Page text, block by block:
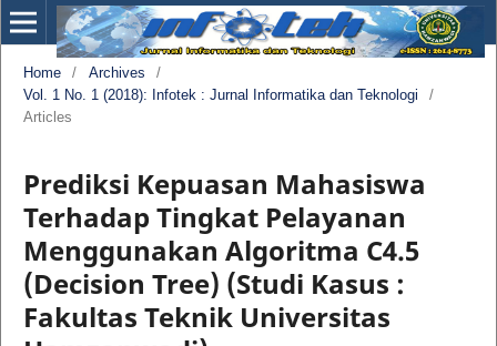
Home / Archives
/
Vol. 1 No. 1 (2018): Infotek : Jurnal Informatika dan Teknologi
/
Articles
Prediksi Kepuasan Mahasiswa
Terhadap Tingkat Pelayanan
Menggunakan Algoritma C4.5
(Decision Tree) (Studi Kasus :
Fakultas Teknik Universitas